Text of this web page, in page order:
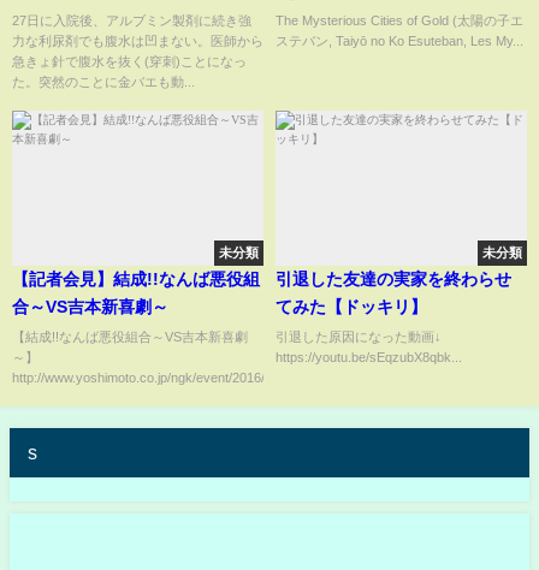
あり!?退院日決定(仮) 入院報告
③12月2日～5日
27日に入院後、アルブミン製剤に続き強
力な利尿剤でも腹水は凹まない。医師から
急きょ針で腹水を抜く(穿刺)ことになっ
た。突然のことに金バエも動...
The Mysterious Cities of Gold (太陽の子エ
ステバン, Taiyō no Ko Esuteban, Les My...
未分類
【記者会見】結成!!なんば悪役組
合～VS吉本新喜劇～
【結成!!なんば悪役組合～VS吉本新喜劇
～】
http://www.yoshimoto.co.jp/ngk/event/2016/09/po...
未分類
引退した友達の実家を終わらせ
てみた【ドッキリ】
引退した原因になった動画↓
https://youtu.be/sEqzubX8qbk...
s